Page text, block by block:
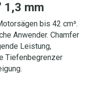
1,3 mm
bis 42 cm³.
Anwender. Chamfer
Leistung,
Tiefenbegrenzer